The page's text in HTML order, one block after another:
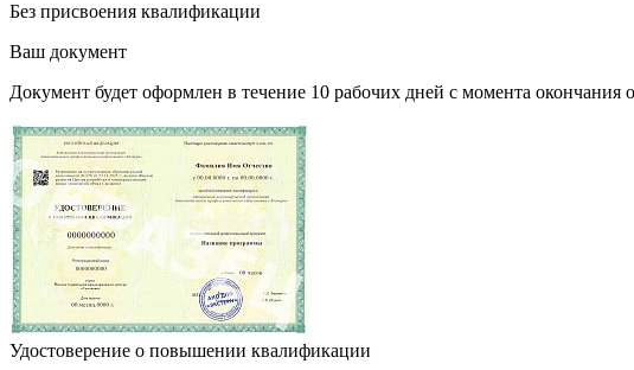
Без присвоения квалификации
Ваш документ
Документ будет оформлен в течение 10 рабочих дней с момента окончания
Удостоверение о повышении квалификации